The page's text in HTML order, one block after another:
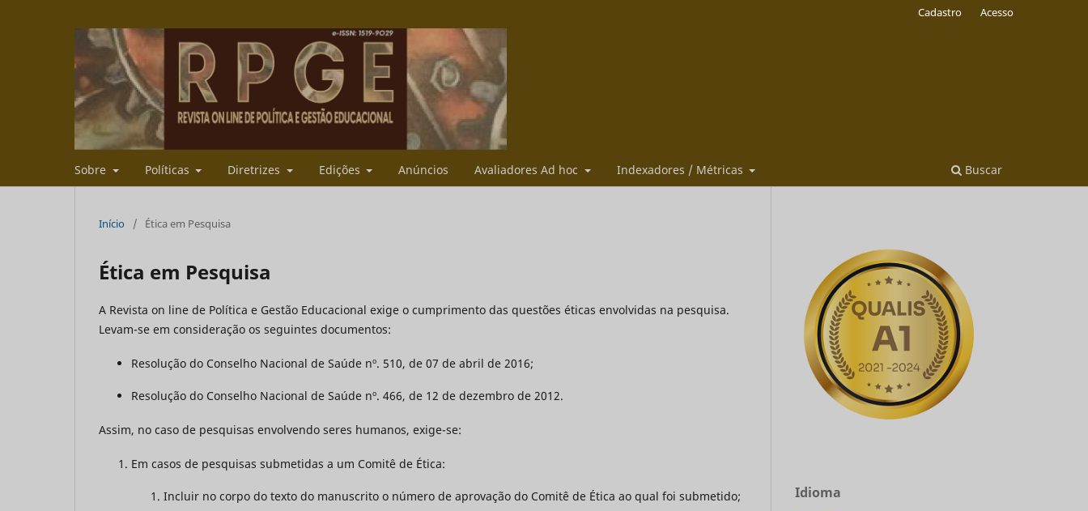
Sobre Políticas Diretrizes Edições Anúncios Avaliadores Ad hoc Indexadores / Métricas Buscar
Cadastro Acesso
Início / Ética em Pesquisa
Ética em Pesquisa
A Revista on line de Política e Gestão Educacional exige o cumprimento das questões éticas envolvidas na pesquisa.
Levam-se em consideração os seguintes documentos:
Resolução do Conselho Nacional de Saúde nº. 510, de 07 de abril de 2016;
Resolução do Conselho Nacional de Saúde nº. 466, de 12 de dezembro de 2012.
Assim, no caso de pesquisas envolvendo seres humanos, exige-se:
Em casos de pesquisas submetidas a um Comitê de Ética:
Incluir no corpo do texto do manuscrito o número de aprovação do Comitê de Ética ao qual foi submetido; Idioma